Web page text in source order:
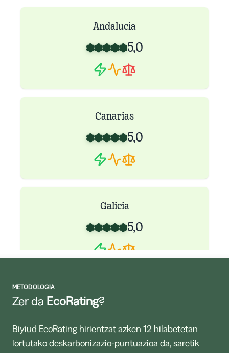
Andalucía
5,0
Canarias
5,0
Galicia
5,0
Comunidad de Madrid
METODOLOGIA
Zer da EcoRating?
Biyiud EcoRating hirientzat azken 12 hilabetetan
lortutako deskarbonizazio-puntuazioa da, saretik